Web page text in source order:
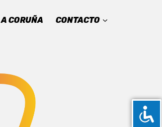
A CORUÑA CONTACTO